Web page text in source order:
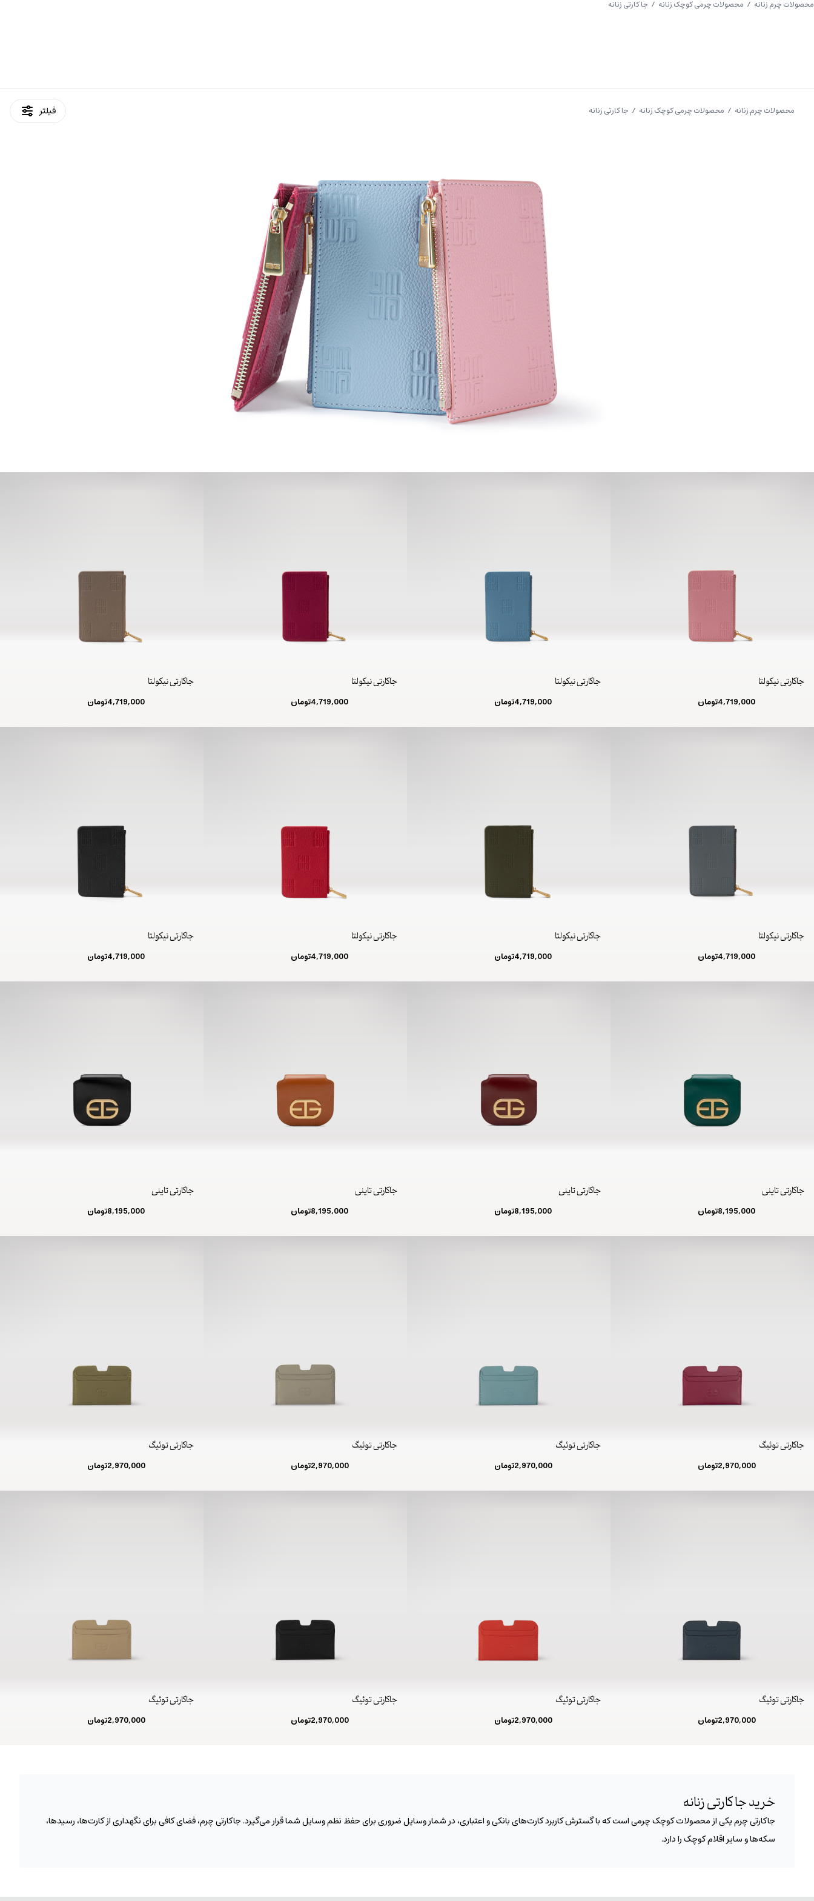
محصولات چرم زنانه / محصولات چرمی کوچک زنانه / جا کارتی زنانه
محصولات چرم زنانه / محصولات چرمی کوچک زنانه / جا کارتی زنانه فیلتر
جاکارتی نیکولتا
4,719,000تومان
جاکارتی نیکولتا
4,719,000تومان
جاکارتی نیکولتا
4,719,000تومان
جاکارتی نیکولتا
4,719,000تومان
جاکارتی نیکولتا
4,719,000تومان
جاکارتی نیکولتا
4,719,000تومان
جاکارتی نیکولتا
4,719,000تومان
جاکارتی نیکولتا
4,719,000تومان
جاکارتی تاینی
8,195,000تومان
جاکارتی تاینی
8,195,000تومان
جاکارتی تاینی
8,195,000تومان
جاکارتی تاینی
8,195,000تومان
جاکارتی توئیگ
2,970,000تومان
جاکارتی توئیگ
2,970,000تومان
جاکارتی توئیگ
2,970,000تومان
جاکارتی توئیگ
2,970,000تومان
جاکارتی توئیگ
2,970,000تومان
جاکارتی توئیگ
2,970,000تومان
جاکارتی توئیگ
2,970,000تومان
جاکارتی توئیگ
2,970,000تومان
خرید جا کارتی زنانه
جاکارتی چرم یکی از محصولات کوچک چرمی است که با گسترش کاربرد کارت‌های بانکی و اعتباری، در شمار وسایل ضروری برای حفظ نظم وسایل شما قرار می‌گیرد. جاکارتی چرم، فضای کافی برای نگهداری از کارت‌ها، رسیدها،
سکه‌ها و سایر اقلام کوچک را دارد.